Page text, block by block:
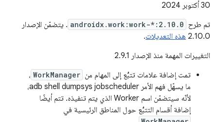
‫30 أكتوبر 2024
تم طرح androidx.work:work-*:2.10.0 . يتضمّن الإصدار
2.10.0 هذه التعديلات.
التغييرات المهمة منذ الإصدار 2.9.1
تمت إضافة علامات تتبُّع إلى المهام من WorkManager ،
ما يسهّل فهم الأمر adb shell dumpsys jobscheduler،
لأنّه سيتضمّن اسم Worker الذي يتم تنفيذه. تتم أيضًا
إضافة أقسام التتبُّع حول المناطق الرئيسية في